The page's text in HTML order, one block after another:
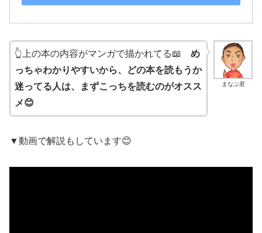
まなぶ君
👆上の本の内容がマンガで描かれてる📖 め
っちゃわかりやすいから、どの本を読もうか
迷ってる人は、まずこっちを読むのがオスス
メ😊
▼動画で解説もしています😊